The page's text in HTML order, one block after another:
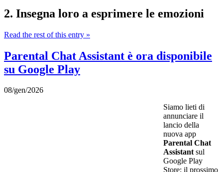
2. Insegna loro a esprimere le emozioni
Read the rest of this entry »
Parental Chat Assistant è ora disponibile
su Google Play
08/gen/2026
Siamo lieti di
annunciare il
lancio della
nuova app
Parental Chat
Assistantsul
Google Play
Store: il prossimo